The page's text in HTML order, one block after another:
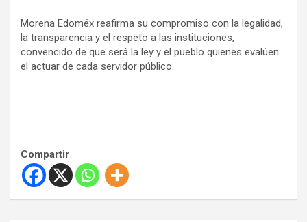
Morena Edoméx reafirma su compromiso con la legalidad,
la transparencia y el respeto a las instituciones,
convencido de que será la ley y el pueblo quienes evalúen
el actuar de cada servidor público.
Compartir